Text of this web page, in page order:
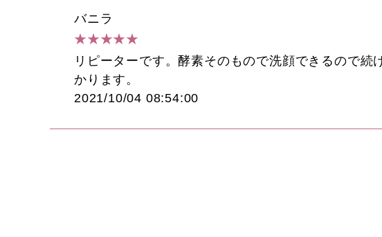
バニラ
★★★★★
リピーターです。酵素そのもので洗顔できるので
かります。
2021/10/04 08:54:00